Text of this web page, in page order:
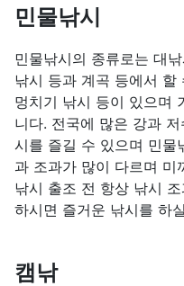
민물낚시
민물낚시의 종류로는 대
낚시 등과 계곡 등에서 할
멍치기 낚시 등이 있으며
니다. 전국에 많은 강과
시를 즐길 수 있으며 민물
과 조과가 많이 다르며 미
낚시 출조 전 항상 낚시
하시면 즐거운 낚시를 하
캠낚